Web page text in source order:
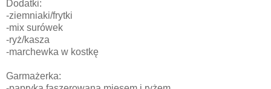
Dodatki:
-ziemniaki/frytki
-mix surówek
-ryż/kasza
-marchewka w kostkę
Garmażerka: